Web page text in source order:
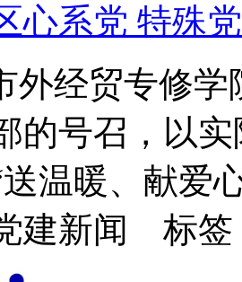
心系党 特殊
外经贸专修
的号召，以
温暖、献爱
建新闻 标签